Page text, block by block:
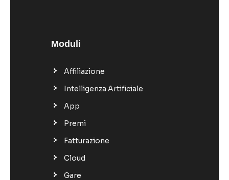
Moduli
Affiliazione
Intelligenza Artificiale
App
Premi
Fatturazione
Cloud
Gare